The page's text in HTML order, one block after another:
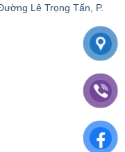
Lê Trọng Tấn, P.